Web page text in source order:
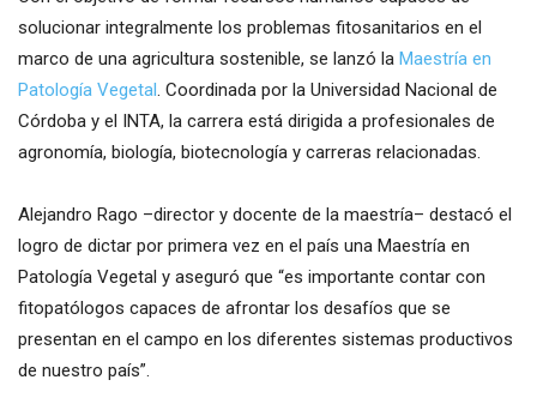
solucionar integralmente los problemas fitosanitarios en el
marco de una agricultura sostenible, se lanzó la Maestría en
Patología Vegetal. Coordinada por la Universidad Nacional de
Córdoba y el INTA, la carrera está dirigida a profesionales de
agronomía, biología, biotecnología y carreras relacionadas.
Alejandro Rago –director y docente de la maestría– destacó el
logro de dictar por primera vez en el país una Maestría en
Patología Vegetal y aseguró que “es importante contar con
fitopatólogos capaces de afrontar los desafíos que se
presentan en el campo en los diferentes sistemas productivos
de nuestro país”.